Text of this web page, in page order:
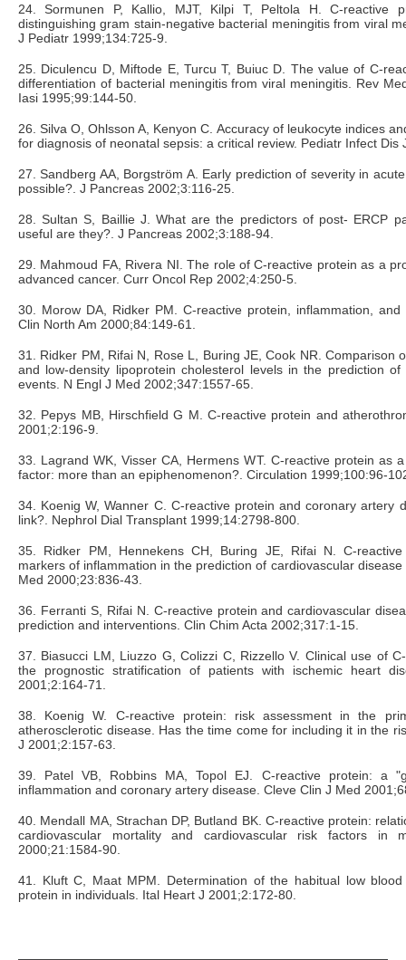
24. Sormunen P, Kallio, MJT, Kilpi T, Peltola H. C-reactive
distinguishing gram stain-negative bacterial meningitis from viral
J Pediatr 1999;134:725-9.
25. Diculencu D, Miftode E, Turcu T, Buiuc D. The value of C-
differentiation of bacterial meningitis from viral meningitis. Rev
Iasi 1995;99:144-50.
26. Silva O, Ohlsson A, Kenyon C. Accuracy of leukocyte indices
for diagnosis of neonatal sepsis: a critical review. Pediatr Infect Dis
27. Sandberg AA, Borgström A. Early prediction of severity in
possible?. J Pancreas 2002;3:116-25.
28. Sultan S, Baillie J. What are the predictors of post- ERCP
useful are they?. J Pancreas 2002;3:188-94.
29. Mahmoud FA, Rivera NI. The role of C-reactive protein as a
advanced cancer. Curr Oncol Rep 2002;4:250-5.
30. Morow DA, Ridker PM. C-reactive protein, inflammation,
Clin North Am 2000;84:149-61.
31. Ridker PM, Rifai N, Rose L, Buring JE, Cook NR. Comparison
and low-density lipoprotein cholesterol levels in the prediction of
events. N Engl J Med 2002;347:1557-65.
32. Pepys MB, Hirschfield G M. C-reactive protein and
2001;2:196-9.
33. Lagrand WK, Visser CA, Hermens WT. C-reactive protein as
factor: more than an epiphenomenon?. Circulation 1999;100:96-
34. Koenig W, Wanner C. C-reactive protein and coronary artery
link?. Nephrol Dial Transplant 1999;14:2798-800.
35. Ridker PM, Hennekens CH, Buring JE, Rifai N. C-
markers of inflammation in the prediction of cardiovascular
Med 2000;23:836-43.
36. Ferranti S, Rifai N. C-reactive protein and cardiovascular
prediction and interventions. Clin Chim Acta 2002;317:1-15.
37. Biasucci LM, Liuzzo G, Colizzi C, Rizzello V. Clinical use of
the prognostic stratification of patients with ischemic heart
2001;2:164-71.
38. Koenig W. C-reactive protein: risk assessment in the
atherosclerotic disease. Has the time come for including it in the
J 2001;2:157-63.
39. Patel VB, Robbins MA, Topol EJ. C-reactive protein: a
inflammation and coronary artery disease. Cleve Clin J Med
40. Mendall MA, Strachan DP, Butland BK. C-reactive protein:
cardiovascular mortality and cardiovascular risk factors in
2000;21:1584-90.
41. Kluft C, Maat MPM. Determination of the habitual low
protein in individuals. Ital Heart J 2001;2:172-80.